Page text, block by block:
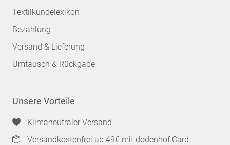
Textilkundelexikon
Bezahlung
Versand & Lieferung
Umtausch & Rückgabe
Unsere Vorteile
Klimaneutraler Versand
Versandkostenfrei ab 49€ mit dodenhof Card